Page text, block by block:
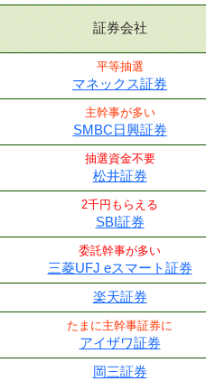
証券会社
平等抽選
マネックス証券
主幹事が多い
SMBC日興証券
抽選資金不要
松井証券
2千円もらえる
SBI証券
委託幹事が多い
三菱UFJ eスマート証券
楽天証券
たまに主幹事証券に
アイザワ証券
岡三証券